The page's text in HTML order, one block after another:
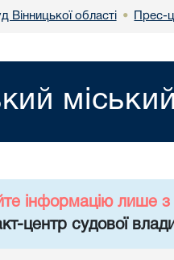
Вінницької області • Прес-
інформацію лише з
центр судової